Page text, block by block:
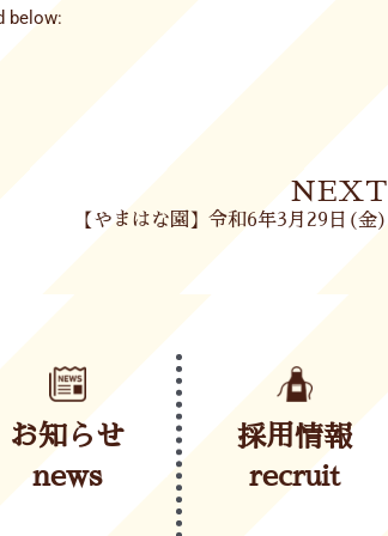
below:
NEXT
【やまはな園】令和6年3月29日(金)
お知らせ
news
採用情報
recruit